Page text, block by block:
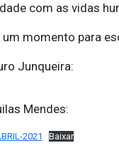
com as vidas
momento para
Junqueira:
Mendes:
2021 Baixar